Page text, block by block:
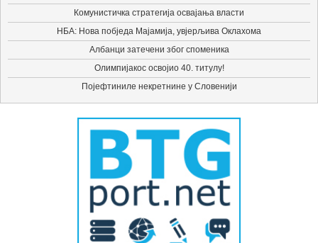
Комунистичка стратегија освајања власти
НБА: Нова побједа Мајамија, увјерљива Оклахома
Албанци затечени због споменика
Олимпијакос освојио 40. титулу!
Појефтиниле некретнине у Словенији